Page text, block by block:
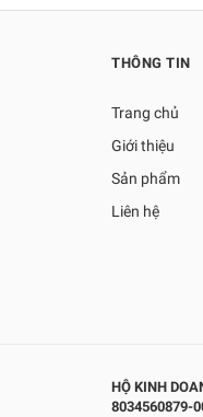
THÔNG TIN
Trang chủ
Giới thiệu
Sản phẩm
Liên hệ
HỘ KINH
8034560879-